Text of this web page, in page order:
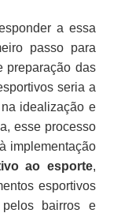
a essa
passo para
preparação das
seria a
na idealização e
esse processo
implementação
ao esporte,
esportivos
bairros e